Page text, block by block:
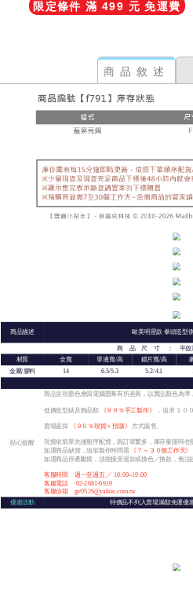
限定條件 滿 499 元 免運費
商品敘述